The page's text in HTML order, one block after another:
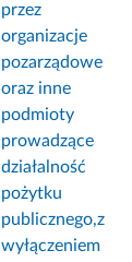
przez
organizacje
pozarządowe
oraz inne
podmioty
prowadzące
działalność
pożytku
publicznego,z
wyłączeniem